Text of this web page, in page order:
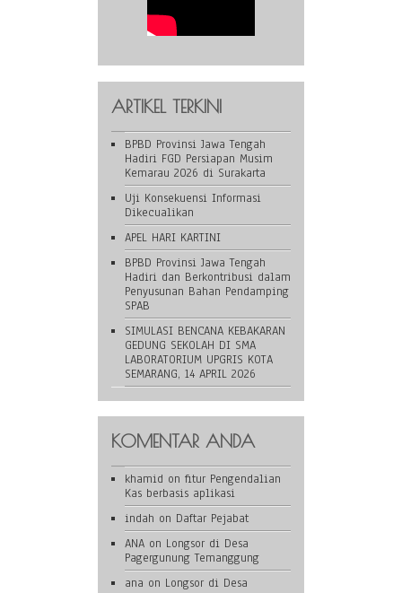
ARTIKEL TERKINI
BPBD Provinsi Jawa Tengah
Hadiri FGD Persiapan Musim
Kemarau 2026 di Surakarta
Uji Konsekuensi Informasi
Dikecualikan
APEL HARI KARTINI
BPBD Provinsi Jawa Tengah
Hadiri dan Berkontribusi dalam
Penyusunan Bahan Pendamping
SPAB
SIMULASI BENCANA KEBAKARAN
GEDUNG SEKOLAH DI SMA
LABORATORIUM UPGRIS KOTA
SEMARANG, 14 APRIL 2026
KOMENTAR ANDA
khamid on fitur Pengendalian
Kas berbasis aplikasi
indah on Daftar Pejabat
ANA on Longsor di Desa
Pagergunung Temanggung
ana on Longsor di Desa